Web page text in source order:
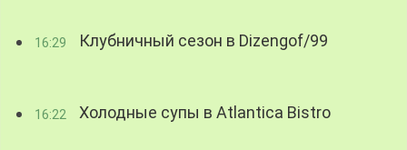
16:29 Клубничный сезон в Dizengof/99
16:22 Холодные супы в Atlantica Bistro